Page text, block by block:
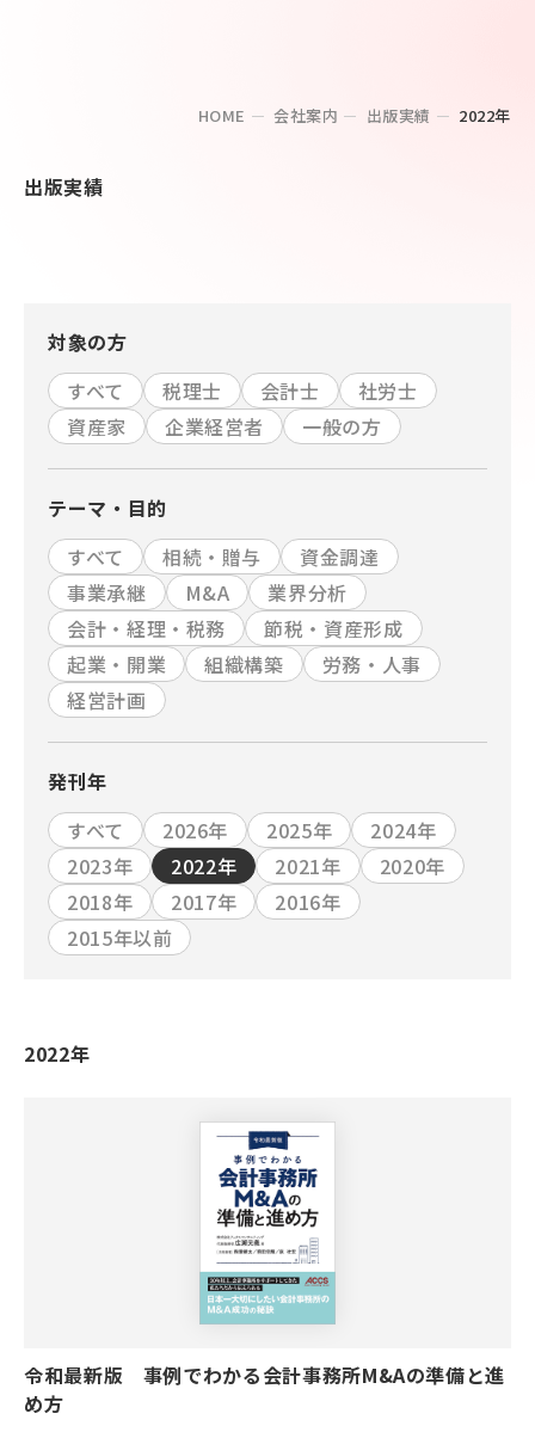
HOME 会社案内 出版実績 2022年
出版実績
対象の方
すべて
税理士 会計士
社労士
資産家
企業経営者 一般の方
テーマ・目的
すべて
相続・贈与
資金調達
事業承継
M&A
業界分析
会計・経理・税務
節税・資産形成
起業・開業
組織構築
労務・人事
経営計画
発刊年
すべて
2026年 2025年
2024年
2023年
2022年 2021年
2020年
2018年
2017年
2016年
2015年以前
2022年
令和最新版 事例でわかる会計事務所M&Aの準備と進
め方